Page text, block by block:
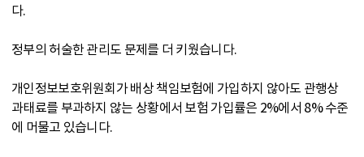
다.
정부의 허술한 관리도 문제를 더 키웠습니다.
개인정보보호위원회가 배상 책임보험에 가입하지 않아도 관행상
과태료를 부과하지 않는 상황에서 보험 가입률은 2%에서 8% 수준
에 머물고 있습니다.